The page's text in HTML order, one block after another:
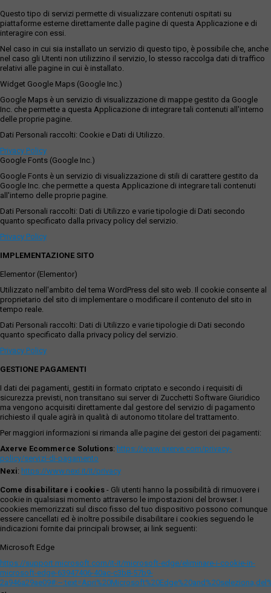
Questo tipo di servizi permette di visualizzare contenuti ospitati su
piattaforme esterne direttamente dalle pagine di questa Applicazione e di
interagire con essi.
Nel caso in cui sia installato un servizio di questo tipo, è possibile che, anche
nel caso gli Utenti non utilizzino il servizio, lo stesso raccolga dati di traffico
relativi alle pagine in cui è installato.
Widget Google Maps (Google Inc.)
Google Maps è un servizio di visualizzazione di mappe gestito da Google
Inc. che permette a questa Applicazione di integrare tali contenuti all'interno
delle proprie pagine.
Dati Personali raccolti: Cookie e Dati di Utilizzo.
Privacy Policy
Google Fonts (Google Inc.)
Google Fonts è un servizio di visualizzazione di stili di carattere gestito da
Google Inc. che permette a questa Applicazione di integrare tali contenuti
all'interno delle proprie pagine.
Dati Personali raccolti: Dati di Utilizzo e varie tipologie di Dati secondo
quanto specificato dalla privacy policy del servizio.
Privacy Policy
IMPLEMENTAZIONE SITO
Elementor (Elementor)
Utilizzato nell'ambito del tema WordPress del sito web. Il cookie consente al
proprietario del sito di implementare o modificare il contenuto del sito in
tempo reale.
Dati Personali raccolti: Dati di Utilizzo e varie tipologie di Dati secondo
quanto specificato dalla privacy policy del servizio.
Privacy Policy
GESTIONE PAGAMENTI
I dati dei pagamenti, gestiti in formato criptato e secondo i requisiti di
sicurezza previsti, non transitano sui server di Zucchetti Software Giuridico
ma vengono acquisiti direttamente dal gestore del servizio di pagamento
richiesto il quale agirà in qualità di autonomo titolare del trattamento.
Per maggiori informazioni si rimanda alle pagine dei gestori dei pagamenti:
Axerve Ecommerce Solutions: https://www.axerve.com/privacy-
policy/servizi-di-pagamento
Nexi: https://www.nexi.it/it/privacy
Come disabilitare i cookies - Gli utenti hanno la possibilità di rimuovere i
cookie in qualsiasi momento attraverso le impostazioni del browser. I
cookies memorizzati sul disco fisso del tuo dispositivo possono comunque
essere cancellati ed è inoltre possibile disabilitare i cookies seguendo le
indicazioni fornite dai principali browser, ai link seguenti:
Microsoft Edge
https://support.microsoft.com/it-it/microsoft-edge/eliminare-i-cookie-in-
microsoft-edge-63947406-40ac-c3b8-57b9-